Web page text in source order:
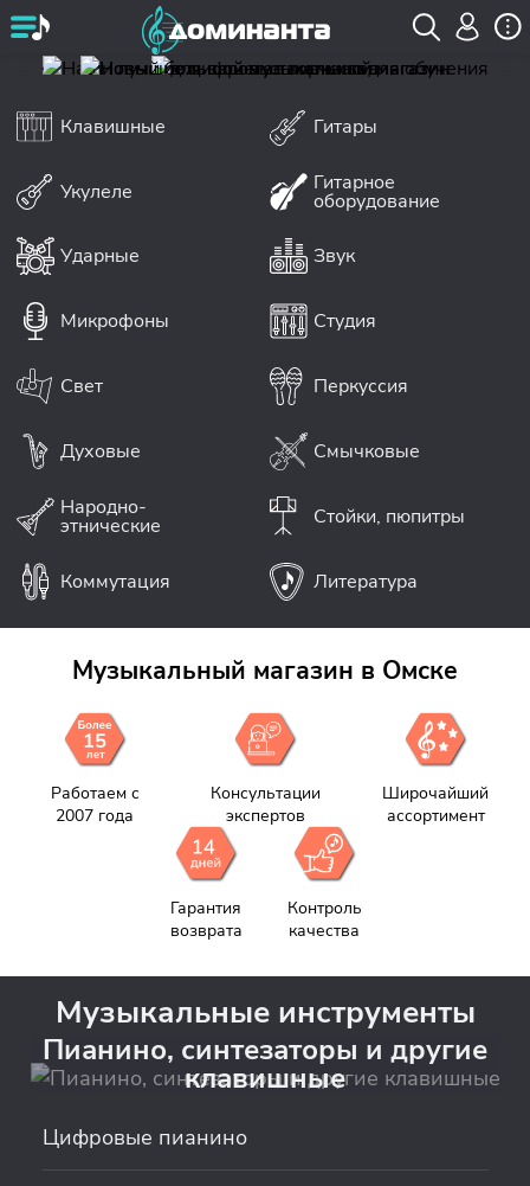
Клавишные Гитары
Укулеле Гитарное
оборудование
Ударные Звук
Микрофоны Студия
Свет Перкуссия
Духовые Смычковые
Народно-
этнические Стойки, пюпитры
Коммутация Литература
Музыкальный магазин в Омске
Работаем с
2007 года
Консультации
экспертов
Широчайший
ассортимент
Гарантия
возврата
Контроль
качества
Музыкальные инструменты
Пианино, синтезаторы и другие
клавишные
Цифровые пианино